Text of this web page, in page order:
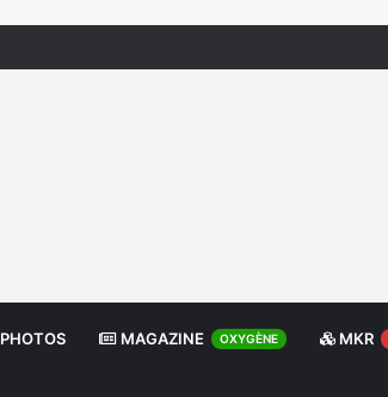
PHOTOS MAGAZINE OXYGÈNE MKR